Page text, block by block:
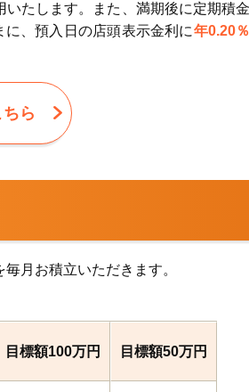
いたします。また、満期後に定期積
、預入日の店頭表示金利に年0.20
ら
月お積立いただきます。
目標額100万円 目標額50万円